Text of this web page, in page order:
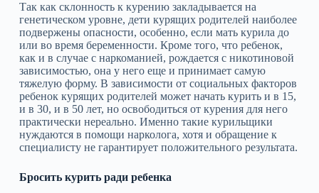
Так как склонность к курению закладывается на
генетическом уровне, дети курящих родителей наиболее
подвержены опасности, особенно, если мать курила до
или во время беременности. Кроме того, что ребенок,
как и в случае с наркоманией, рождается с никотиновой
зависимостью, она у него еще и принимает самую
тяжелую форму. В зависимости от социальных факторов
ребенок курящих родителей может начать курить и в 15,
и в 30, и в 50 лет, но освободиться от курения для него
практически нереально. Именно такие курильщики
нуждаются в помощи нарколога, хотя и обращение к
специалисту не гарантирует положительного результата.
Бросить курить ради ребенка